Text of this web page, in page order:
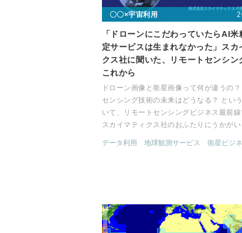
〇〇×宇宙利用
「ドローンにこだわっていたらAI米
定サービスは生まれなかった」スカ
クス社に聞いた、リモートセンシン
これから
ドローン画像と衛星画像って何が違うの？
センシング技術の未来はどうなる？ とい
いて、リモートセンシングビジネス最前
スカイマティクス社のおふたりにうかがい
データ利用 地球観測サービス 衛星ビジ